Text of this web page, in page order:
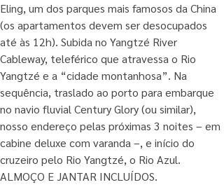
Eling, um dos parques mais famosos da China
(os apartamentos devem ser desocupados
até às 12h). Subida no Yangtzé River
Cableway, teleférico que atravessa o Rio
Yangtzé e a “cidade montanhosa”. Na
sequência, traslado ao porto para embarque
no navio fluvial Century Glory (ou similar),
nosso endereço pelas próximas 3 noites – em
cabine deluxe com varanda –, e início do
cruzeiro pelo Rio Yangtzé, o Rio Azul.
ALMOÇO E JANTAR INCLUÍDOS.